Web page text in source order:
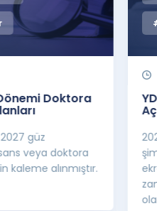
Doktora
güz
veya doktora
alınmıştır.